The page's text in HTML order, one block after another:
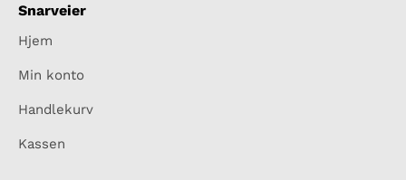
Snarveier
Hjem
Min konto
Handlekurv
Kassen